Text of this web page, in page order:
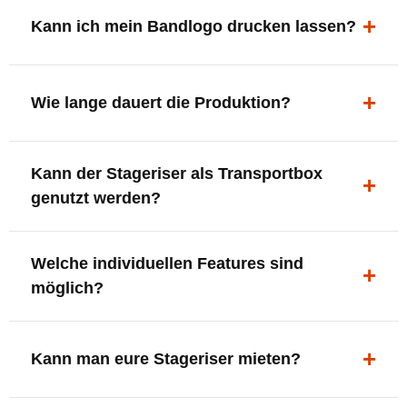
ergonomisch, sicher und gut sichtbar.
Kann ich mein Bandlogo drucken lassen?
deine Bühne, deine Marke.
Wie lange dauert die Produktion?
innerhalb Deutschlands kostenfrei.
Kann der Stageriser als Transportbox
genutzt werden?
oder Zubehör nutzen.
Welche individuellen Features sind
möglich?
XLR-Brücke / Schnittstelle
Setlist-Clip
Kann man eure Stageriser mieten?